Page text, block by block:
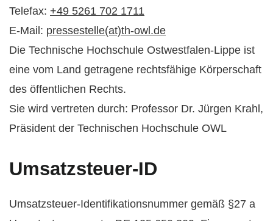
Telefax: +49 5261 702 1711
E-Mail: pressestelle(at)th-owl.de
Die Technische Hochschule Ostwestfalen-Lippe ist
eine vom Land getragene rechtsfähige Körperschaft
des öffentlichen Rechts.
Sie wird vertreten durch: Professor Dr. Jürgen Krahl,
Präsident der Technischen Hochschule OWL
Umsatzsteuer-ID
Umsatzsteuer-Identifikationsnummer gemäß §27 a